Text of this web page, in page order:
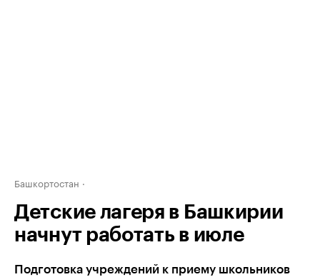
Башкортостан
Детские лагеря в Башкирии
начнут работать в июле
Подготовка учреждений к приему школьников